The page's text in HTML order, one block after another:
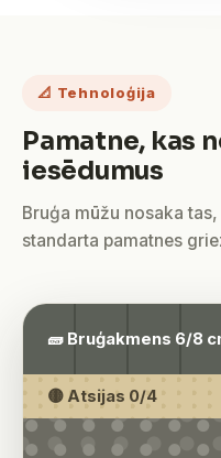
📐 Tehnoloģija
Pamatne, kas
iesēdumus
Bruģa mūžu nosaka
standarta pamatnes
🧱 Bruģakmens 6/8
🟡 Atsijas 0/4